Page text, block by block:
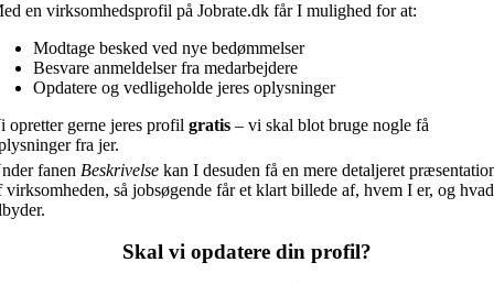
en virksomhedsprofil på Jobrate.dk får I mulighed for at:
Modtage besked ved nye bedømmelser
Besvare anmeldelser fra medarbejdere
Opdatere og vedligeholde jeres oplysninger
opretter gerne jeres profilgratis – vi skal blot bruge nogle få
fra jer.
fanen Beskrivelse kan I desuden få en mere detaljeret
virksomheden, så jobsøgende får et klart billede af, hvem I er, og
Skal vi opdatere din profil?